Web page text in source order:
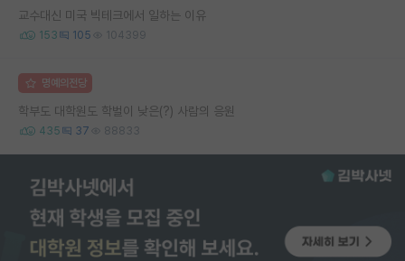
교수대신 미국 빅테크에서 일하는 이유
153 105 104399
명예의전당
학부도 대학원도 학벌이 낮은(?) 사람의 응원
435 37 88833